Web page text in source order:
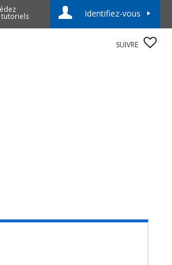
tutoriels Identifiez-vous
SUIVRE